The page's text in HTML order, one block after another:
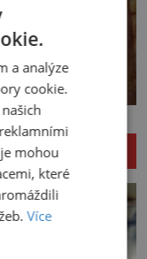
ČLÁNKY
a analýze
cookie.
mohou
které
Více